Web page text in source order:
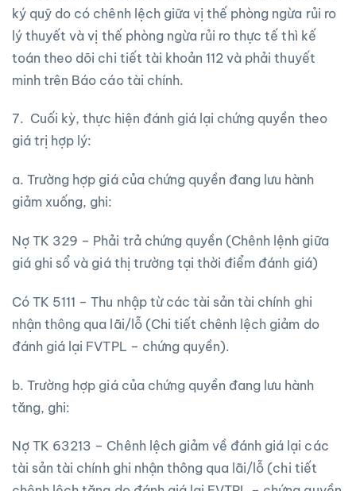
ký quỹ do có chênh lệch giữa vị thế phòng ngừa rủi ro
lý thuyết và vị thế phòng ngừa rủi ro thực tế thì kế
toán theo dõi chi tiết tài khoản 112 và phải thuyết
minh trên Báo cáo tài chính.
7. Cuối kỳ, thực hiện đánh giá lại chứng quyền theo
giá trị hợp lý:
a. Trường hợp giá của chứng quyền đang lưu hành
giảm xuống, ghi:
Nợ TK 329 – Phải trả chứng quyền (Chênh lệnh giữa
giá ghi sổ và giá thị trường tại thời điểm đánh giá)
Có TK 5111 – Thu nhập từ các tài sản tài chính ghi
nhận thông qua lãi/lỗ (Chi tiết chênh lệch giảm do
đánh giá lại FVTPL – chứng quyền).
b. Trường hợp giá của chứng quyền đang lưu hành
tăng, ghi:
Nợ TK 63213 – Chênh lệch giảm về đánh giá lại các
tài sản tài chính ghi nhận thông qua lãi/lỗ (chi tiết